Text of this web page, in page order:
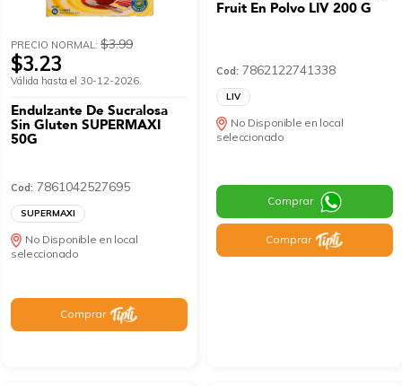
PRECIO NORMAL:$3.99
$3.23
Válida hasta el 30-12-2026.
Endulzante De Sucralosa
Sin Gluten SUPERMAXI
50G
Cod: 7861042527695
SUPERMAXI
No Disponible en local
seleccionado
Comprar
Fruit En Polvo LIV 200 G
Cod: 7862122741338
LIV
No Disponible en local
seleccionado
Comprar
Comprar